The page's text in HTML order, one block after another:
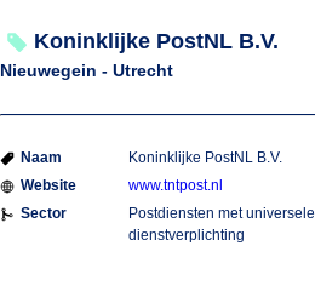
Koninklijke PostNL B.V.
Nieuwegein - Utrecht
Naam
Koninklijke PostNL B.V.
Website
www.tntpost.nl
Sector
Postdiensten met universele
dienstverplichting